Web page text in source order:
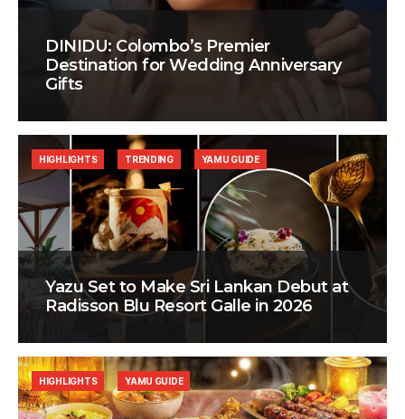
DINIDU: Colombo’s Premier
Destination for Wedding Anniversary
Gifts
Yazu Set to Make Sri Lankan Debut at
Radisson Blu Resort Galle in 2026
HIGHLIGHTS TRENDING YAMU GUIDE
HIGHLIGHTS YAMU GUIDE